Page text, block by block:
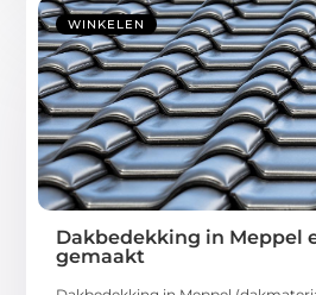
WINKELEN
Dakbedekking in Meppel
gemaakt